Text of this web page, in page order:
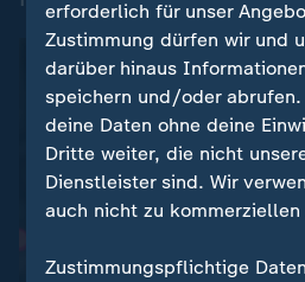
Nachrichten | heute 19:00 Uhr:
erforderlich für unser
Zustimmung dürfen wir und
darüber hinaus
speichern und/oder
deine Daten ohne deine
Dritte weiter, die nicht
Dienstleister sind. Wir
auch nicht zu kommerziellen
Zustimmungspflichtige